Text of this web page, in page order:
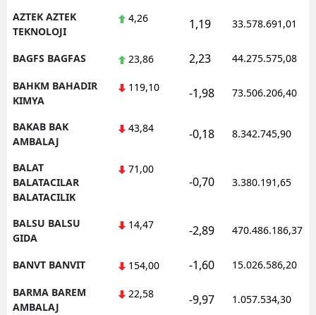
AZTEK AZTEK
TEKNOLOJI
4,26 1,19 33.578.691,01
BAGFS BAGFAS 23,86 2,23 44.275.575,08
BAHKM BAHADIR
KIMYA
119,10 -1,98 73.506.206,40
BAKAB BAK
AMBALAJ
43,84 -0,18 8.342.745,90
BALAT
BALATACILAR
BALATACILIK
71,00
-0,70 3.380.191,65
BALSU BALSU
GIDA
14,47 -2,89 470.486.186,37
BANVT BANVIT 154,00 -1,60 15.026.586,20
BARMA BAREM
AMBALAJ
22,58 -9,97 1.057.534,30